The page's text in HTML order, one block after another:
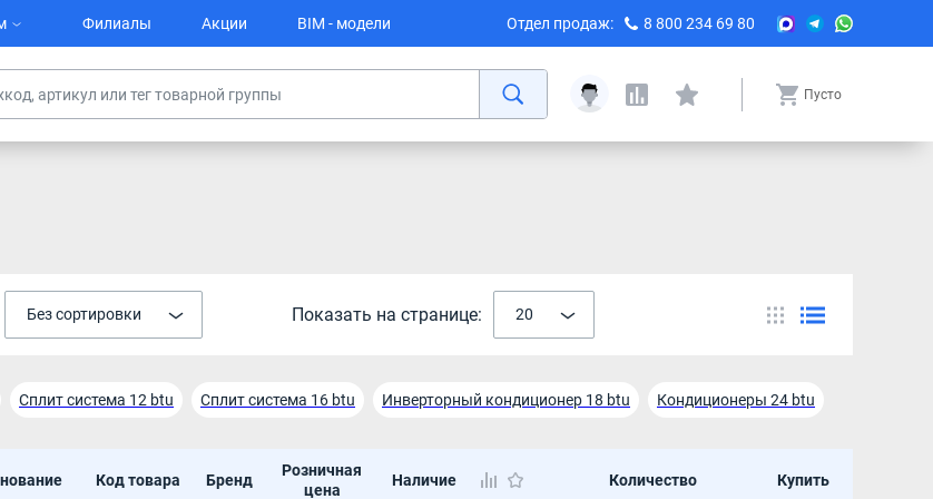
Филиалы Акции BIM - модели Отдел продаж: 8 800 234 69 80
Пусто
Без сортировки Показать на странице: 20
Сплит система 12 btu Cплит система 16 btu Инверторный кондиционер 18 btu Кондиционеры 24 btu
Ballu 9 btu Кондиционер Ballu 18 btu Кондиционер Electrolux 12 btu Кондиционер Electrolux 9 btu
Код товара Бренд
Розничная
цена
Наличие Количество Купить